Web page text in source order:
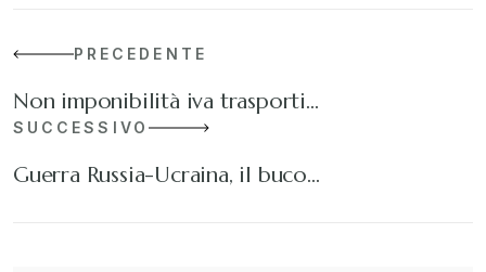
PRECEDENTE
Non imponibilità iva trasporti…
SUCCESSIVO
Guerra Russia-Ucraina, il buco…